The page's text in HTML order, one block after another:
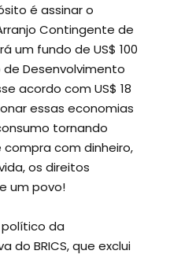
é assinar o
Contingente de
um fundo de US$ 100
Desenvolvimento
acordo com US$ 18
essas economias
tornando
com dinheiro,
os direitos
um povo!
da
do BRICS, que exclui